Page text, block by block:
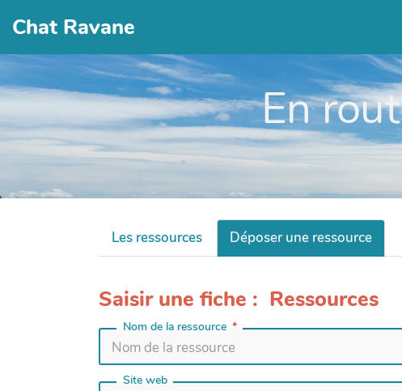
Chat Ravane
En
Les ressources Déposer une ressource
Saisir une fiche : Ressources
Nom de la ressource
Site web